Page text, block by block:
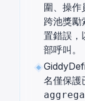
圍、操作
跨池獎勵
置錯誤，
部呼叫。
名僅保護